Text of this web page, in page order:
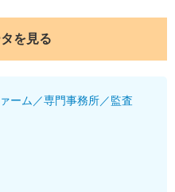
を見る
ーム／専門事務所／監査